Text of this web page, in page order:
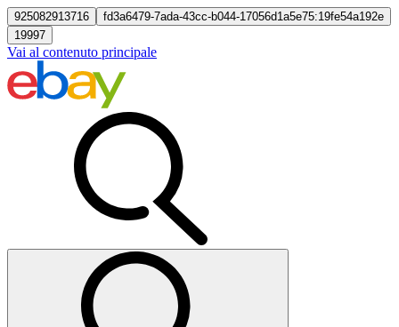
925082913716
fd3a6479-7ada-43cc-b044-17056d1a5e75:19fe54a192e
19997
Vai al contenuto principale